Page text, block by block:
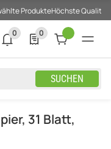
ProdukteHöchste Qualität
SUCHEN
0
0 neue Notifizierungen
0
0 Produkte in der
31 Blatt,